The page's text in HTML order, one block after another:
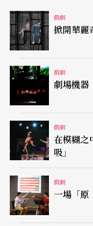
需要更多自由飛翔的
事實上，除了前述的
然試圖透過聲音上的
念，以表達其對於童
釋，例如：數次傳
著這是一個如牢籠般
人，其實如生活在
喧囂空喊卻毫無行動
空集合創作體的成員
練，本身也有其強烈
中「革命」，不論是
戲劇
掀開華
戲劇
劇場機器
戲劇
在模糊之
吸」
戲劇
一場「原